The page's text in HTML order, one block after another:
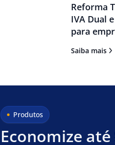
Reforma
IVA Dual
para
Saiba mais
Produtos
Economize até